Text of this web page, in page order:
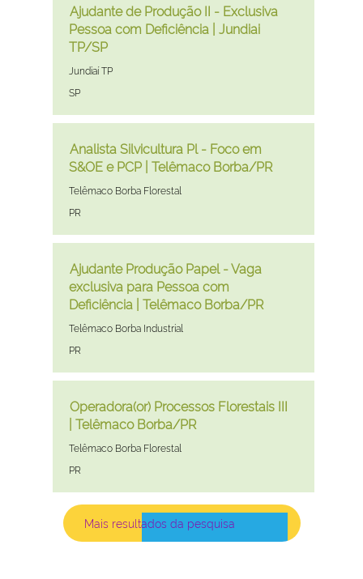
de
104
Tab
navegar
na
Selecione
para
exibir
os
vaga.
de
espaço
pressionada
para
visualizar
as
informações
dela.
Oportunidades
Ajudante de Produção II - Exclusiva
Pessoa com Deficiência | Jundiai
TP/SP
Cidade
Jundiaí TP
Estado
SP
Selecione
a
vaga
com
barra
de
pressionada
para
visualizar
todas
informações
dela.
Oportunidades
Analista Silvicultura Pl - Foco em
S&OE e PCP | Telêmaco Borba/PR
Cidade
Telêmaco Borba Florestal
Estado
PR
Selecione
a
vaga
a
barra
espaço
pressionada
para
visualizar
todas
informações
dela.
Oportunidades
Ajudante Produção Papel - Vaga
exclusiva para Pessoa com
Deficiência | Telêmaco Borba/PR
Cidade
Telêmaco Borba Industrial
Estado
PR
Selecione
a
vaga
com
barra
de
pressionada
para
visualizar
todas
dela.
Oportunidades
Operadora(or) Processos Florestais III
| Telêmaco Borba/PR
Cidade
Telêmaco Borba Florestal
Estado
PR
Selecione
a
vaga
a
barra
de
espaço
pressionada
Mais resultados da pesquisa